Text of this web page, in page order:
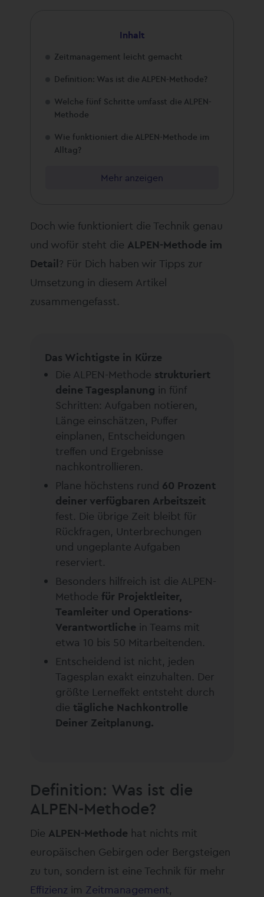
Inhalt
Zeitmanagement leicht gemacht
Definition: Was ist die ALPEN-Methode?
Welche fünf Schritte umfasst die ALPEN-
Methode
Wie funktioniert die ALPEN-Methode im
Alltag?
Mehr anzeigen
Doch wie funktioniert die Technik genau
und wofür steht die ALPEN-Methode im
Detail? Für Dich haben wir Tipps zur
Umsetzung in diesem Artikel
zusammengefasst.
Das Wichtigste in Kürze
Die ALPEN-Methode strukturiert
deine Tagesplanung in fünf
Schritten: Aufgaben notieren,
Länge einschätzen, Puffer
einplanen, Entscheidungen
treffen und Ergebnisse
nachkontrollieren.
Plane höchstens rund 60 Prozent
deiner verfügbaren Arbeitszeit
fest. Die übrige Zeit bleibt für
Rückfragen, Unterbrechungen
und ungeplante Aufgaben
reserviert.
Besonders hilfreich ist die ALPEN-
Methode für Projektleiter,
Teamleiter und Operations-
Verantwortliche in Teams mit
etwa 10 bis 50 Mitarbeitenden.
Entscheidend ist nicht, jeden
Tagesplan exakt einzuhalten. Der
größte Lerneffekt entsteht durch
die tägliche Nachkontrolle
Deiner Zeitplanung.
Definition: Was ist die
ALPEN-Methode?
Die ALPEN-Methode hat nichts mit
europäischen Gebirgen oder Bergsteigen
zu tun, sondern ist eine Technik für mehr
Effizienz im Zeitmanagement,